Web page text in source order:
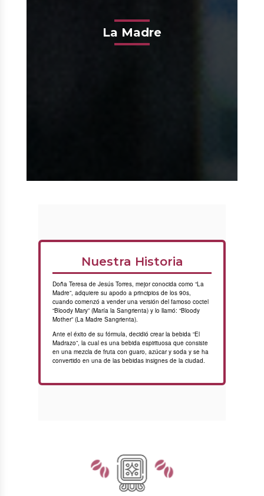
La Madre
Nuestra Historia
Doña Teresa de Jesús Torres, mejor conocida como “La
Madre”, adquiere su apodo a principios de los 90s,
cuando comenzó a vender una versión del famoso coctel
“Bloody Mary” (María la Sangrienta) y lo llamó: “Bloody
Mother” (La Madre Sangrienta).
Ante el éxito de su fórmula, decidió crear la bebida “El
Madrazo”, la cual es una bebida espirituosa que consiste
en una mezcla de fruta con guaro, azúcar y soda y se ha
convertido en una de las bebidas insignes de la ciudad.